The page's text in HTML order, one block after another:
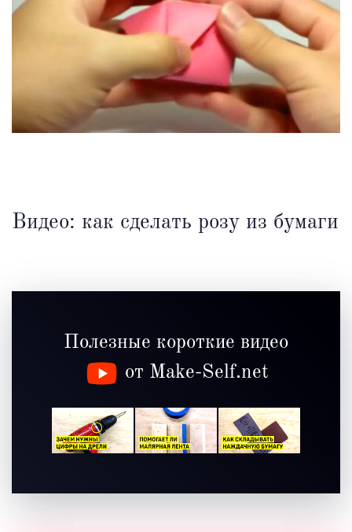
Видео: как сделать розу из бумаги
Полезные короткие видео
от Make-Self.net